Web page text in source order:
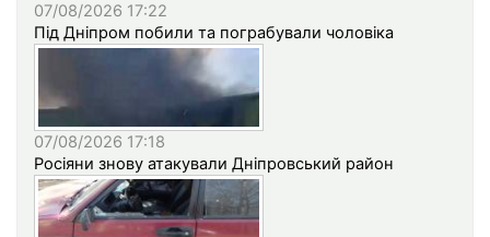
07/08/2026 17:22
Під Дніпром побили та пограбували чоловіка
07/08/2026 17:18
Росіяни знову атакували Дніпровський район